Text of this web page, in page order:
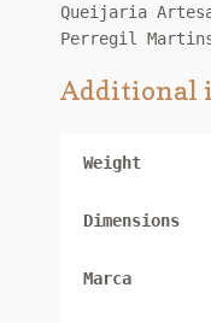
Queijaria
Perregil
Additional
Weight
Dimensions
Marca